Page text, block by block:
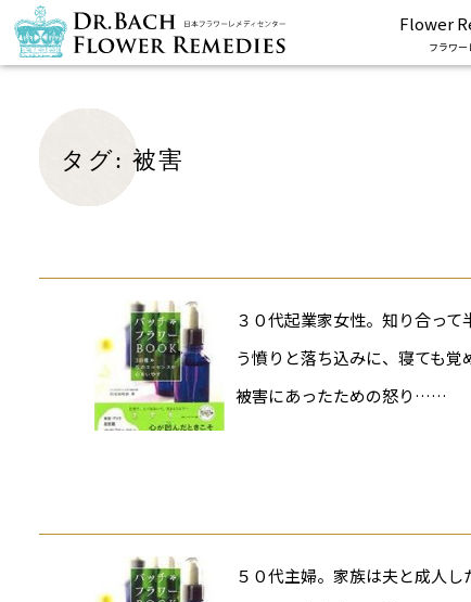
Flower
フラワー
タグ:被害
３０代起業家女性。知り合っ
う憤りと落ち込みに、寝ても覚
被害にあったための怒り……
５０代主婦。家族は夫と成人